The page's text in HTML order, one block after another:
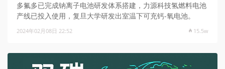
多氟多已完成钠离子电池研发体系搭建，力源科技氢燃料电池
产线已投入使用，复旦大学研发出室温下可充钙-氧电池。
2024年02月08日 22:52 15.5w